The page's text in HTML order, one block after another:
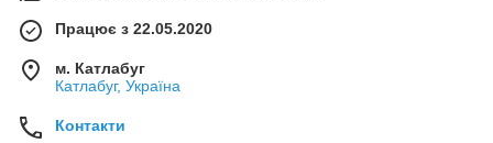
Працює з 22.05.2020
м. Катлабуг
Катлабуг, Україна
Контакти